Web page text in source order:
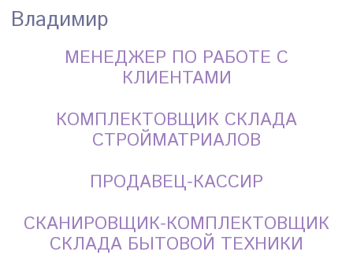
Владимир
МЕНЕДЖЕР ПО РАБОТЕ С
КЛИЕНТАМИ
КОМПЛЕКТОВЩИК СКЛАДА
СТРОЙМАТРИАЛОВ
ПРОДАВЕЦ-КАССИР
СКАНИРОВЩИК-КОМПЛЕКТОВЩИК
СКЛАДА БЫТОВОЙ ТЕХНИКИ